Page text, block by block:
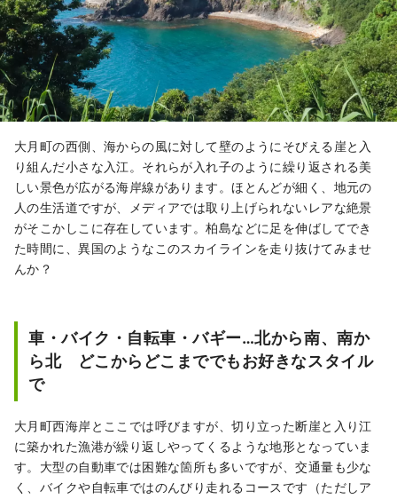
大月町の西側、海からの風に対して壁のようにそびえる崖と入
り組んだ小さな入江。それらが入れ子のように繰り返される美
しい景色が広がる海岸線があります。ほとんどが細く、地元の
人の生活道ですが、メディアでは取り上げられないレアな絶景
がそこかしこに存在しています。柏島などに足を伸ばしてでき
た時間に、異国のようなこのスカイラインを走り抜けてみませ
んか？
車・バイク・自転車・バギー…北から南、南か
ら北 どこからどこまででもお好きなスタイル
で
大月町西海岸とここでは呼びますが、切り立った断崖と入り江
に築かれた漁港が繰り返しやってくるような地形となっていま
す。大型の自動車では困難な箇所も多いですが、交通量も少な
く、バイクや自転車ではのんびり走れるコースです（ただしア